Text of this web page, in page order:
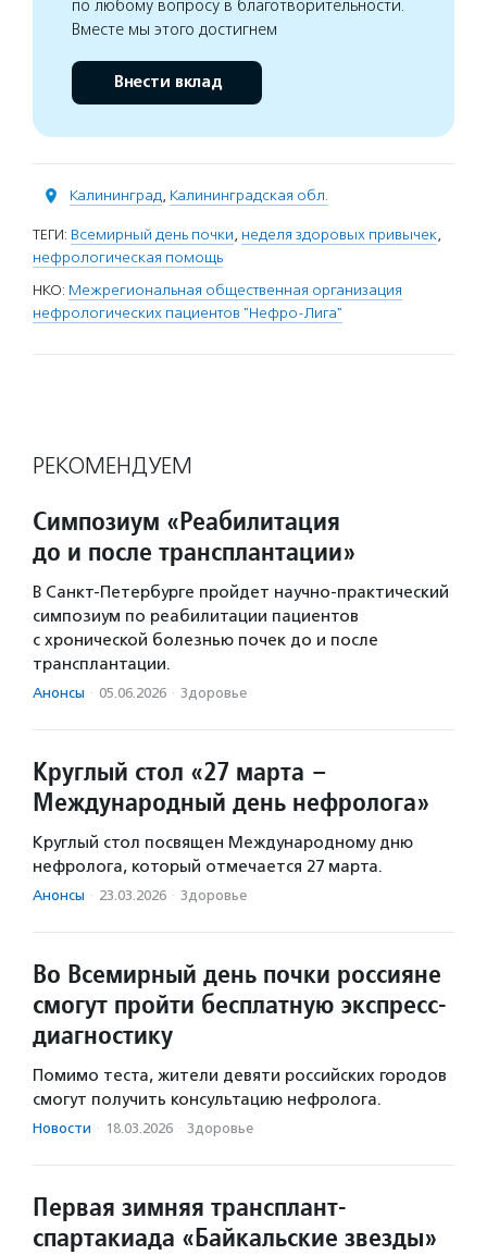
по любому вопросу в благотворительности.
Вместе мы этого достигнем
Внести вклад
Калининград, Калининградская обл.
ТЕГИ: Всемирный день почки, неделя здоровых привычек,
нефрологическая помощь
НКО: Межрегиональная общественная организация
нефрологических пациентов "Нефро-Лига"
РЕКОМЕНДУЕМ
Симпозиум «Реабилитация
до и после трансплантации»
В Санкт-Петербурге пройдет научно-практический
симпозиум по реабилитации пациентов
с хронической болезнью почек до и после
трансплантации.
Анонсы · 05.06.2026 · Здоровье
Круглый стол «27 марта –
Международный день нефролога»
Круглый стол посвящен Международному дню
нефролога, который отмечается 27 марта.
Анонсы · 23.03.2026 · Здоровье
Во Всемирный день почки россияне
смогут пройти бесплатную экспресс-
диагностику
Помимо теста, жители девяти российских городов
смогут получить консультацию нефролога.
Новости · 18.03.2026 · Здоровье
Первая зимняя трансплант-
спартакиада «Байкальские звезды»